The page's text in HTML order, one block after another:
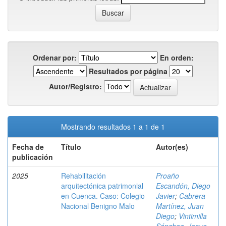
Ordenar por:
En orden:
Resultados por página
Autor/Registro:
Mostrando resultados 1 a 1 de 1
Fecha de
publicación
Título Autor(es)
2025
Rehabilitación
arquitectónica patrimonial
en Cuenca. Caso: Colegio
Nacional Benigno Malo
Proaño
Escandón, Diego
Javier; Cabrera
Martínez, Juan
Diego; Vintimilla